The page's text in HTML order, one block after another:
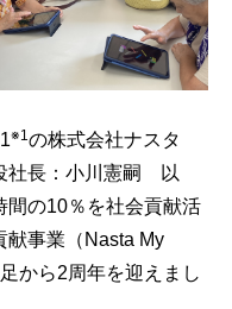
※1の株式会社ナスタ
社長：小川憲嗣 以
間の10％を社会貢献活
献事業（Nasta My
から2周年を迎えまし